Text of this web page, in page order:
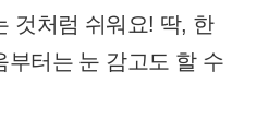
것처럼 쉬워요! 딱, 한
부터는 눈 감고도 할 수